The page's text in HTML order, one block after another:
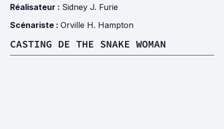
Réalisateur : Sidney J. Furie
Scénariste : Orville H. Hampton
CASTING DE THE SNAKE WOMAN